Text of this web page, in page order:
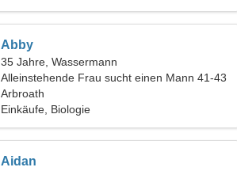
Abby
35 Jahre, Wassermann
Alleinstehende Frau sucht einen Mann 41-43
Arbroath
Einkäufe, Biologie
Aidan